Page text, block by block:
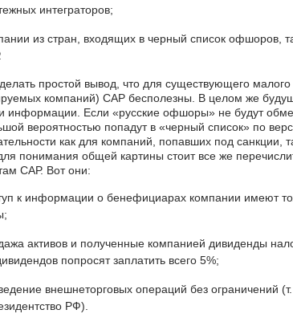
интеграторов;
из стран, входящих в черный список офшоров,
простой вывод, что для существующего
компаний) САР бесполезны. В целом же
информации. Если «русские офшоры» не будут
вероятностью попадут в «черный список» по
как для компаний, попавших под санкции,
понимания общей картины стоит все же
САР. Вот они:
к информации о бенефициарах компании имеют
активов и полученные компанией дивиденды
попросят заплатить всего 5%;
внешнеторговых операций без ограничений
РФ).